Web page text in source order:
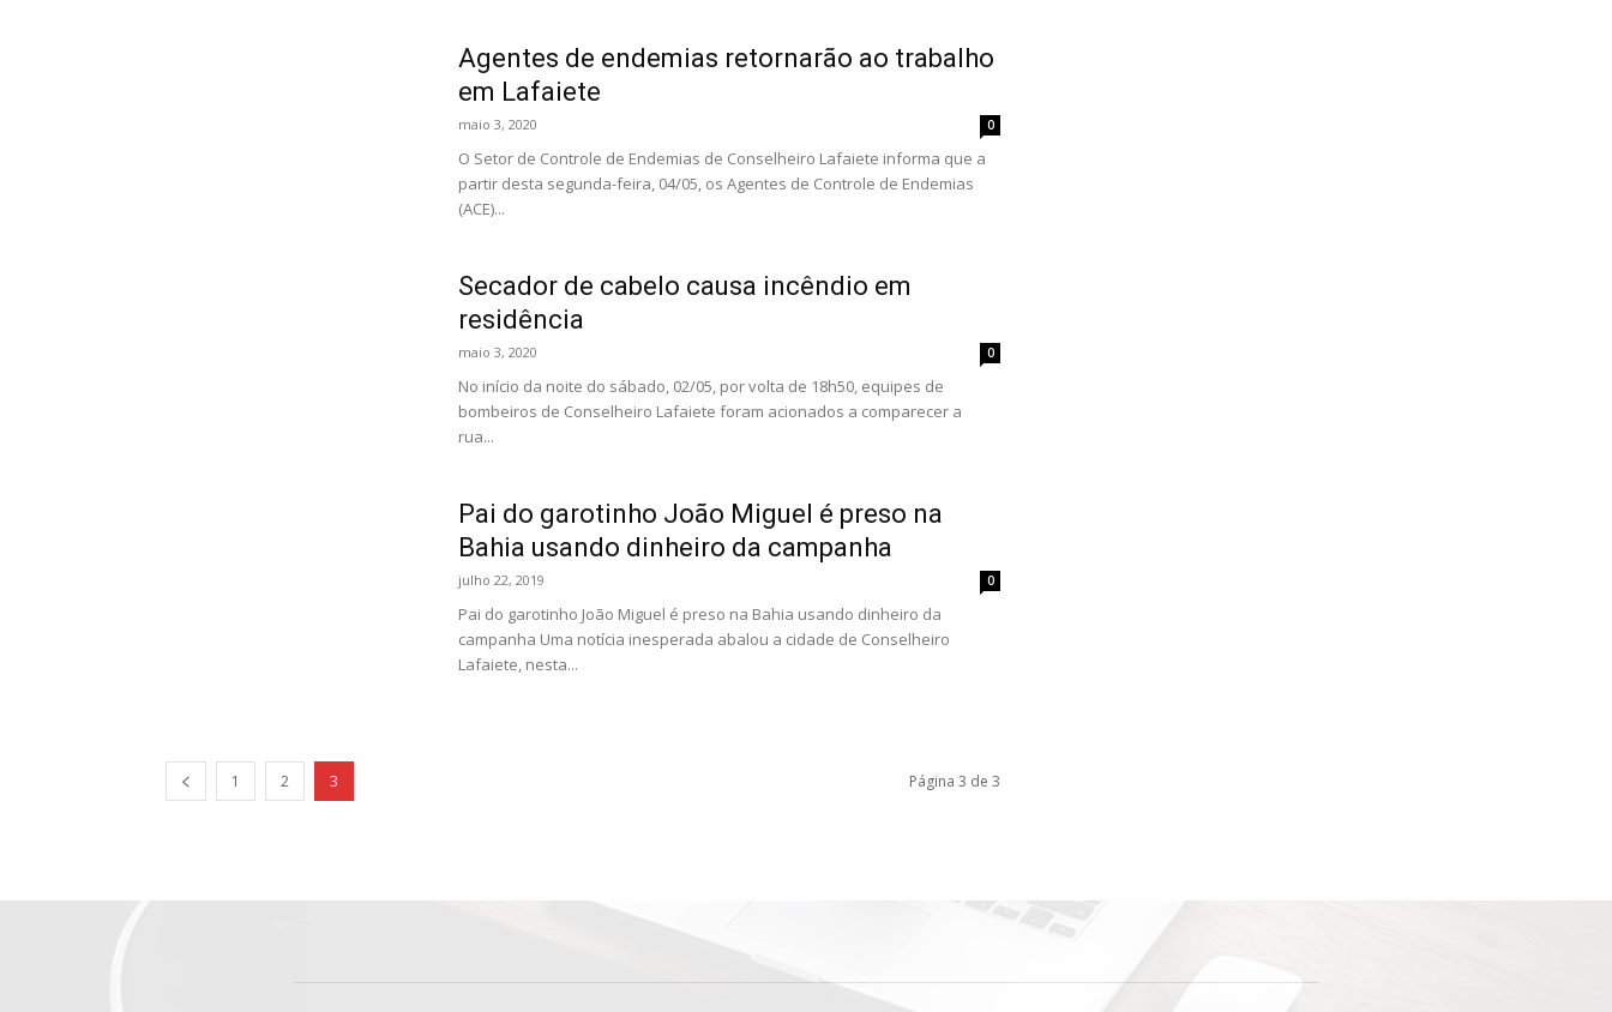
Agentes de endemias retornarão ao trabalho
em Lafaiete
maio 3, 2020 0
O Setor de Controle de Endemias de Conselheiro Lafaiete informa que a
partir desta segunda-feira, 04/05, os Agentes de Controle de Endemias
(ACE)...
Secador de cabelo causa incêndio em
residência
maio 3, 2020 0
No início da noite do sábado, 02/05, por volta de 18h50, equipes de
bombeiros de Conselheiro Lafaiete foram acionados a comparecer a
rua...
Pai do garotinho João Miguel é preso na
Bahia usando dinheiro da campanha
julho 22, 2019 0
Pai do garotinho João Miguel é preso na Bahia usando dinheiro da
campanha Uma notícia inesperada abalou a cidade de Conselheiro
Lafaiete, nesta...
1 2 3 Página 3 de 3